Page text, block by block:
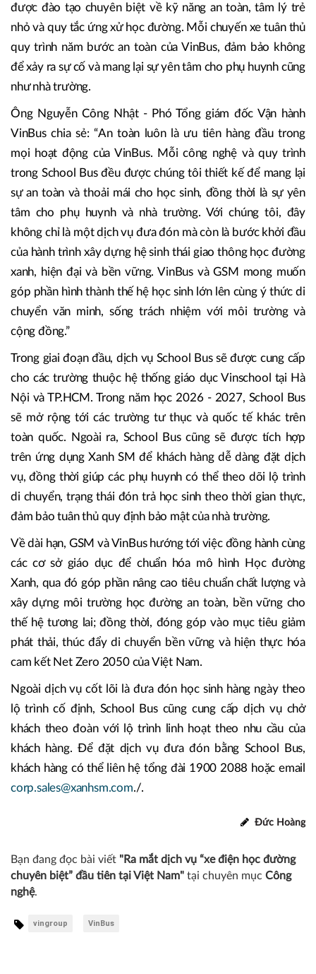
được đào tạo chuyên biệt về kỹ năng an toàn, tâm lý trẻ
nhỏ và quy tắc ứng xử học đường. Mỗi chuyến xe tuân thủ
quy trình năm bước an toàn của VinBus, đảm bảo không
để xảy ra sự cố và mang lại sự yên tâm cho phụ huynh cũng
như nhà trường.
Ông Nguyễn Công Nhật - Phó Tổng giám đốc Vận hành
VinBus chia sẻ: “An toàn luôn là ưu tiên hàng đầu trong
mọi hoạt động của VinBus. Mỗi công nghệ và quy trình
trong School Bus đều được chúng tôi thiết kế để mang lại
sự an toàn và thoải mái cho học sinh, đồng thời là sự yên
tâm cho phụ huynh và nhà trường. Với chúng tôi, đây
không chỉ là một dịch vụ đưa đón mà còn là bước khởi đầu
của hành trình xây dựng hệ sinh thái giao thông học đường
xanh, hiện đại và bền vững. VinBus và GSM mong muốn
góp phần hình thành thế hệ học sinh lớn lên cùng ý thức di
chuyển văn minh, sống trách nhiệm với môi trường và
cộng đồng.”
Trong giai đoạn đầu, dịch vụ School Bus sẽ được cung cấp
cho các trường thuộc hệ thống giáo dục Vinschool tại Hà
Nội và TP.HCM. Trong năm học 2026 - 2027, School Bus
sẽ mở rộng tới các trường tư thục và quốc tế khác trên
toàn quốc. Ngoài ra, School Bus cũng sẽ được tích hợp
trên ứng dụng Xanh SM để khách hàng dễ dàng đặt dịch
vụ, đồng thời giúp các phụ huynh có thể theo dõi lộ trình
di chuyển, trạng thái đón trả học sinh theo thời gian thực,
đảm bảo tuân thủ quy định bảo mật của nhà trường.
Về dài hạn, GSM và VinBus hướng tới việc đồng hành cùng
các cơ sở giáo dục để chuẩn hóa mô hình Học đường
Xanh, qua đó góp phần nâng cao tiêu chuẩn chất lượng và
xây dựng môi trường học đường an toàn, bền vững cho
thế hệ tương lai; đồng thời, đóng góp vào mục tiêu giảm
phát thải, thúc đẩy di chuyển bền vững và hiện thực hóa
cam kết Net Zero 2050 của Việt Nam.
Ngoài dịch vụ cốt lõi là đưa đón học sinh hàng ngày theo
lộ trình cố định, School Bus cũng cung cấp dịch vụ chở
khách theo đoàn với lộ trình linh hoạt theo nhu cầu của
khách hàng. Để đặt dịch vụ đưa đón bằng School Bus,
khách hàng có thể liên hệ tổng đài 1900 2088 hoặc email
corp.sales@xanhsm.com./.
Đức Hoàng
Bạn đang đọc bài viết "Ra mắt dịch vụ “xe điện học đường
chuyên biệt” đầu tiên tại Việt Nam" tại chuyên mục Công
nghệ.
vingroup VinBus